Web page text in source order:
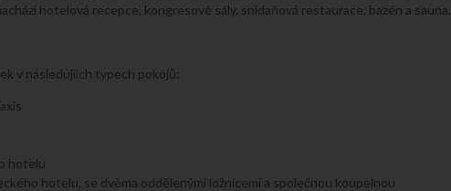
hotelová recepce, kongresové sály, snídaňová restaurace, bazén a sauna.
v následujíích typech pokojů:
hotelu
hotelu, se dvěma oddělenými ložnicemi a společnou koupelnou